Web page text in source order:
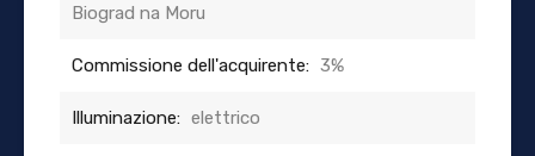
Biograd na Moru
Commissione dell'acquirente: 3%
Illuminazione: elettrico